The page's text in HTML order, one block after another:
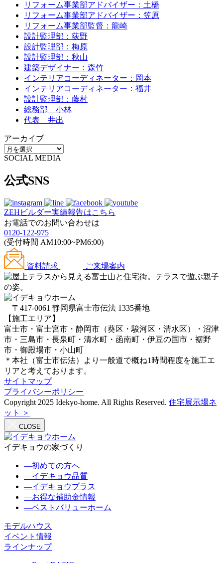
リフォーム事業部アドバイザー：土橋
リフォーム事業部アドバイザー：笠原
リフォーム事業部監督：龍崎
設計監理部：荻野
設計監理部：梅原
設計監理部：秋山
建築デザイナー：森竹
インテリアコーディネーター：岡本
インテリアコーディネーター：福井
設計監理部：藤村
総務部 小林
代表 井出
アーカイブ
SOCIAL MEDIA
公式SNS
ZEHビルダー実績報告はこちら
お電話でのお問い合わせは
0120-122-975
(受付時間 AM10:00~PM6:00)
資料請求 ご来場案内
〒417-0061 静岡県富士市伝法 1335番地
【施工エリア】
富士市・富士宮市・静岡市（葵区・駿河区・清水区）・沼津
市・三島市・長泉町・清水町・函南町・伊豆の国市・裾野
市・御殿場市・小山町
＊本社（富士市伝法）より一般道で概ね1時間程度を施工エ
リアと考えております。
サイトマップ
プライバシーポリシー
Copyright 2025 Idekyo-home. All Rights Reserved. 住宅展示場ネ
ット ＞
CLOSE
イデキョウの家づくり
―初めての方へ
―イデキョウ品質
―イデキョウプラス
―お得な補助金情報
―ベストバリューホーム
モデルハウス
イベント情報
ラインナップ